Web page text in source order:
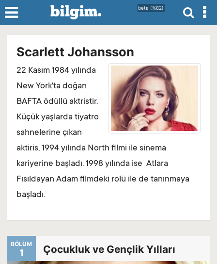
beta (%82)
Scarlett Johansson
22 Kasım 1984 yılında
New York'ta doğan
BAFTA ödüllü aktristir.
Küçük yaşlarda tiyatro
sahnelerine çıkan
aktiris, 1994 yılında North filmi ile sinema
kariyerine başladı. 1998 yılında ise Atlara
Fısıldayan Adam filmdeki rolü ile de tanınmaya
başladı.
BÖLÜM
1 Çocukluk ve Gençlik Yılları